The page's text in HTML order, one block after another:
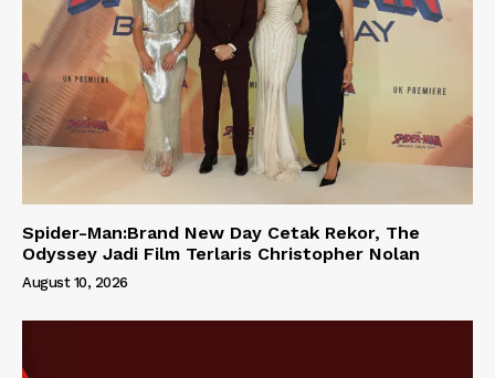
Spider-Man:Brand New Day Cetak Rekor, The
Odyssey Jadi Film Terlaris Christopher Nolan
August 10, 2026